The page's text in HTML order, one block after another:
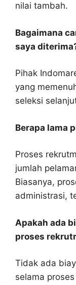
nilai tambah.
Bagaimana
saya
Pihak
yang
seleksi
Berapa lama
Proses
jumlah
Biasanya,
administrasi,
Apakah ada
proses
Tidak ada
selama